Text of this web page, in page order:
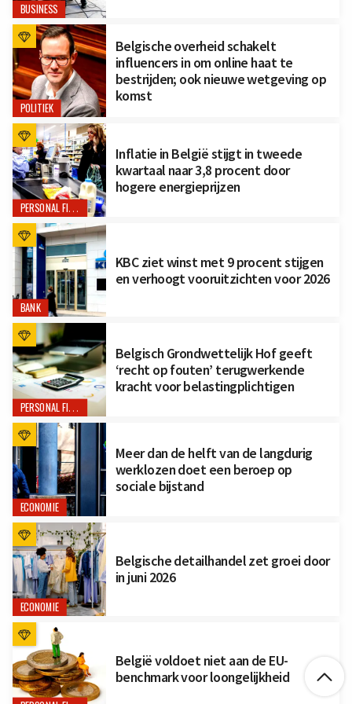
BUSINESS
POLITIEK
Belgische overheid schakelt
influencers in om online haat te
bestrijden; ook nieuwe wetgeving op
komst
PERSONAL FINANCE
Inflatie in België stijgt in tweede
kwartaal naar 3,8 procent door
hogere energieprijzen
BANK
KBC ziet winst met 9 procent stijgen
en verhoogt vooruitzichten voor 2026
PERSONAL FINANCE
Belgisch Grondwettelijk Hof geeft
‘recht op fouten’ terugwerkende
kracht voor belastingplichtigen
ECONOMIE
Meer dan de helft van de langdurig
werklozen doet een beroep op
sociale bijstand
ECONOMIE
Belgische detailhandel zet groei door
in juni 2026
België voldoet niet aan de EU-
benchmark voor loongelijkheid
